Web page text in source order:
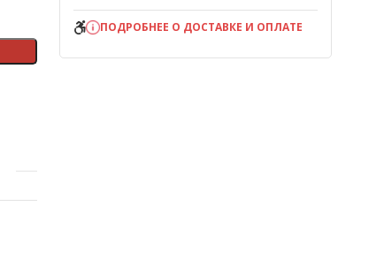
ПОДРОБНЕЕ О ДОСТАВКЕ И ОПЛАТЕ